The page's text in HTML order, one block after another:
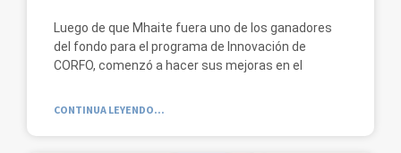
Luego de que Mhaite fuera uno de los ganadores
del fondo para el programa de Innovación de
CORFO, comenzó a hacer sus mejoras en el
CONTINUA LEYENDO...